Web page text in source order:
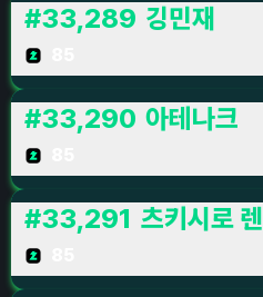
#33,289 깅민재
#33,290 아테나크
#33,291 츠키시로 렌